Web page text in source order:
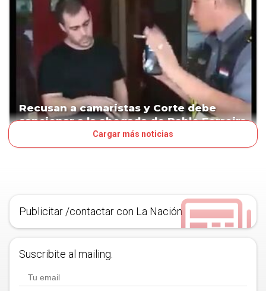
Recusan a camaristas y Corte debe
sancionar a la abogada de Pablo Ferreira
Cargar más noticias
Publicitar /contactar con La Nación
Suscribite al mailing.